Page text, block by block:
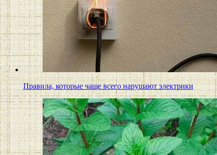
Правила, которые чаще всего нарушают электрики